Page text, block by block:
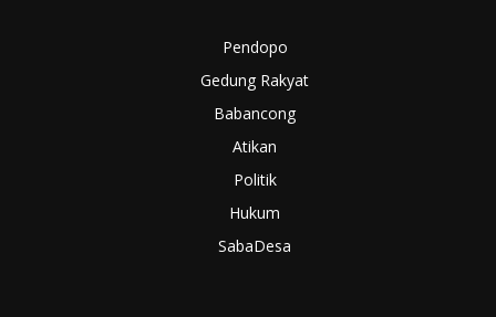
Pendopo
Gedung Rakyat
Babancong
Atikan
Politik
Hukum
SabaDesa